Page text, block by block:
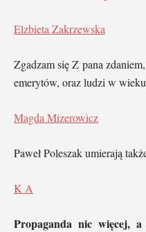
Elzbieta Zakrzewska
Zgadzam się Z pana
emerytów, oraz ludzi w
Magda Mizerowicz
Paweł Poleszak umierają
K A
Propaganda nic więcej,